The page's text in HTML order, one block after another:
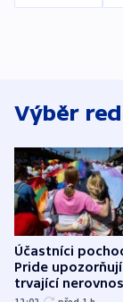
Výběr
Účastníci
Pride
trvající